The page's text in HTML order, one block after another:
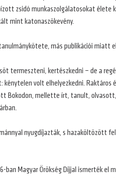
zsidó munkaszolgálatosokat élete
mint katonaszökevény.
más publikációi
termeszteni, kertészkedni – de a
volt elhelyezkedni. Raktáros
Bokodon, mellette írt, tanult,
nyugdíjazták, s hazaköltözött
ban Magyar Örökség Díjjal ismerték el